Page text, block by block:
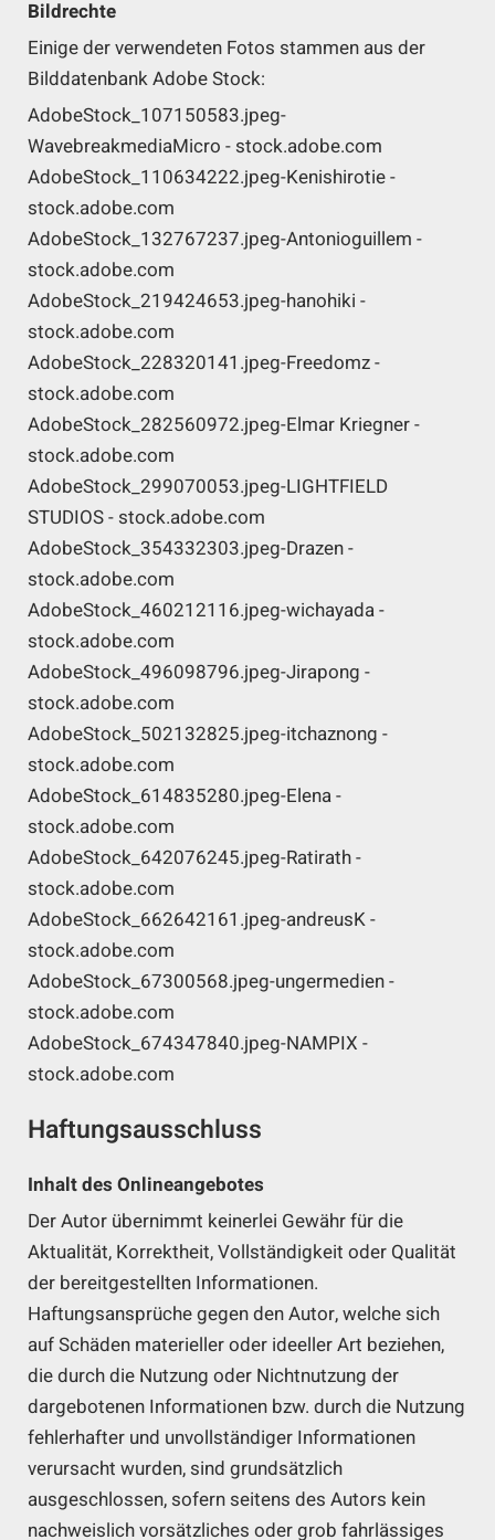
Bildrechte
Einige der verwendeten Fotos stammen aus der
Bilddatenbank Adobe Stock:
AdobeStock_107150583.jpeg-
WavebreakmediaMicro - stock.adobe.com
AdobeStock_110634222.jpeg-Kenishirotie -
stock.adobe.com
AdobeStock_132767237.jpeg-Antonioguillem -
stock.adobe.com
AdobeStock_219424653.jpeg-hanohiki -
stock.adobe.com
AdobeStock_228320141.jpeg-Freedomz -
stock.adobe.com
AdobeStock_282560972.jpeg-Elmar Kriegner -
stock.adobe.com
AdobeStock_299070053.jpeg-LIGHTFIELD
STUDIOS - stock.adobe.com
AdobeStock_354332303.jpeg-Drazen -
stock.adobe.com
AdobeStock_460212116.jpeg-wichayada -
stock.adobe.com
AdobeStock_496098796.jpeg-Jirapong -
stock.adobe.com
AdobeStock_502132825.jpeg-itchaznong -
stock.adobe.com
AdobeStock_614835280.jpeg-Elena -
stock.adobe.com
AdobeStock_642076245.jpeg-Ratirath -
stock.adobe.com
AdobeStock_662642161.jpeg-andreusK -
stock.adobe.com
AdobeStock_67300568.jpeg-ungermedien -
stock.adobe.com
AdobeStock_674347840.jpeg-NAMPIX -
stock.adobe.com
Haftungsausschluss
Inhalt des Onlineangebotes
Der Autor übernimmt keinerlei Gewähr für die
Aktualität, Korrektheit, Vollständigkeit oder Qualität
der bereitgestellten Informationen.
Haftungsansprüche gegen den Autor, welche sich
auf Schäden materieller oder ideeller Art beziehen,
die durch die Nutzung oder Nichtnutzung der
dargebotenen Informationen bzw. durch die Nutzung
fehlerhafter und unvollständiger Informationen
verursacht wurden, sind grundsätzlich
ausgeschlossen, sofern seitens des Autors kein
nachweislich vorsätzliches oder grob fahrlässiges